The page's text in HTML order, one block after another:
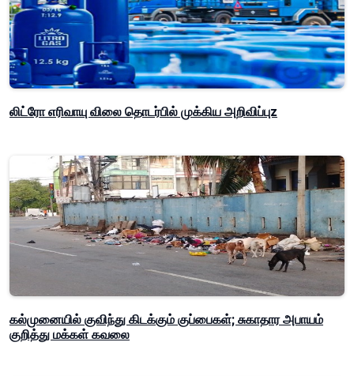
லிட்ரோ எரிவாயு விலை தொடர்பில் முக்கிய அறிவிப்புz
கல்முனையில் குவிந்து கிடக்கும் குப்பைகள்; சுகாதார அபாயம்
குறித்து மக்கள் கவலை